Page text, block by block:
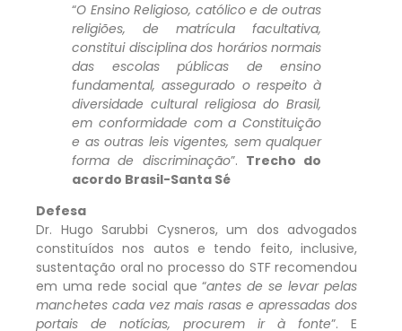
“O Ensino Religioso, católico e de outras
religiões, de matrícula facultativa,
constitui disciplina dos horários normais
das escolas públicas de ensino
fundamental, assegurado o respeito à
diversidade cultural religiosa do Brasil,
em conformidade com a Constituição
e as outras leis vigentes, sem qualquer
forma de discriminação”. Trecho do
acordo Brasil-Santa Sé
Defesa
Dr. Hugo Sarubbi Cysneros, um dos advogados
constituídos nos autos e tendo feito, inclusive,
sustentação oral no processo do STF recomendou
em uma rede social que “antes de se levar pelas
manchetes cada vez mais rasas e apressadas dos
portais de notícias, procurem ir à fonte”. E